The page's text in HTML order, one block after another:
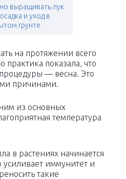
выращивать лук
и уход в
грунте
на протяжении всего
практика показала, что
— весна. Это
причинами.
из основных
температура
в растениях начинается
иммунитет и
такие